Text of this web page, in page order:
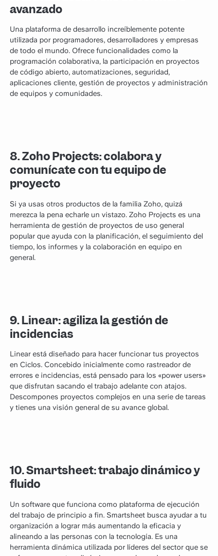
avanzado
Una plataforma de desarrollo increíblemente potente
utilizada por programadores, desarrolladores y empresas
de todo el mundo. Ofrece funcionalidades como la
programación colaborativa, la participación en proyectos
de código abierto, automatizaciones, seguridad,
aplicaciones cliente, gestión de proyectos y administración
de equipos y comunidades.
8. Zoho Projects: colabora y
comunícate con tu equipo de
proyecto
Si ya usas otros productos de la familia Zoho, quizá
merezca la pena echarle un vistazo. Zoho Projects es una
herramienta de gestión de proyectos de uso general
popular que ayuda con la planificación, el seguimiento del
tiempo, los informes y la colaboración en equipo en
general.
9. Linear: agiliza la gestión de
incidencias
‍Linear está diseñado para hacer funcionar tus proyectos
en Ciclos. Concebido inicialmente como rastreador de
errores e incidencias, está pensado para los «power users»
que disfrutan sacando el trabajo adelante con atajos.
Descompones proyectos complejos en una serie de tareas
y tienes una visión general de su avance global.
10. Smartsheet: trabajo dinámico y
fluido
‍Un software que funciona como plataforma de ejecución
del trabajo de principio a fin. Smartsheet busca ayudar a tu
organización a lograr más aumentando la eficacia y
alineando a las personas con la tecnología. Es una
herramienta dinámica utilizada por líderes del sector que se